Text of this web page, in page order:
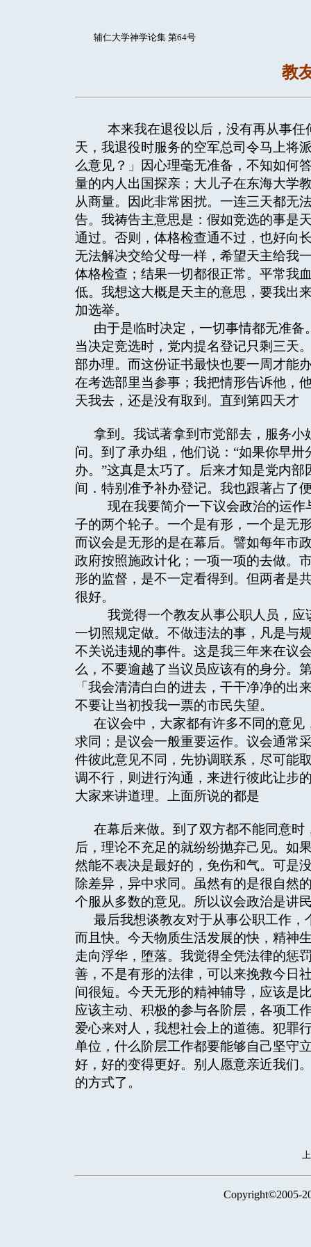
辅仁大学神学论集 第64号
教
本来我在退役以后，没有再从事任
天，我退役时服务的空军总司令马上将
么意见？」因心理毫无准备，不知如何
量的内人出国探亲；大儿子在东海大学
从商量。因此非常困扰。一连三天都无
告。我祷告主意思是：假如竞选的事是
通过。否则，体格检查通不过，也好向
无法解决交给父母一样，希望天主给我
体格检查；结果一切都很正常。平常我
低。我想这大概是天主的意思，要我出
加选举。
由于是临时决定，一切事情都无准
当决定竞选时，党内提名登记只剩三天
部办理。而这份证书最快也要一周才能
在考选部里当参事；我把情形告诉他，
天我去，还是没有取到。直到第四天才
拿到。我试著拿到市党部去，服务
问。到了承办组，他们说：“如果你早
办。”这真是太巧了。后来才知是党内
间．特别准予补办登记。我也跟著占了
现在我要简介一下议会政治的运作
子的两个轮子。一个是有形，一个是无
而议会是无形的是在幕后。譬如每年市
政府按照施政计化；一项一项的去做。
形的监督，是不一定看得到。但两者是
很好。
我觉得一个教友从事公职人员，应
一切照规定做。不做违法的事，凡是与
不关说违规的事件。这是我三年来在议
么，不要逾越了当议员应该有的身分。
「我会清清白白的进去，干干净净的
不要让当初投我一票的市民失望。
在议会中，大家都有许多不同的意
求同；是议会一般重要运作。议会通常
件彼此意见不同，先协调联系，尽可能
调不行，则进行沟通，来进行彼此让步
大家来讲道理。上面所说的都是
在幕后来做。到了双方都不能同意
后，理论不充足的就纷纷抛弃己见。如
然能不表决是最好的，免伤和气。可是
除差异，异中求同。虽然有的是很自然
个服从多数的意见。所以议会政治是讲
最后我想谈教友对于从事公职工作
而且快。今天物质生活发展的快，精神
走向浮华，堕落。我觉得全凭法律的惩
善，不是有形的法律，可以来挽救今日
间很短。今天无形的精神辅导，应该是
应该主动、积极的参与各阶层，各项工
爱心来对人，我想社会上的道德。犯罪
单位，什么阶层工作都要能够自己坚守
好，好的变得更好。别人愿意亲近我们
的方式了。
Copyright©2005-